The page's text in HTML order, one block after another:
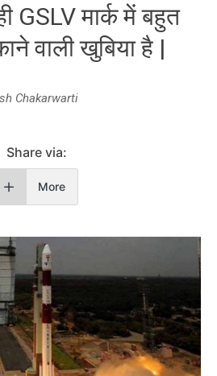
GSLV मार्क में बहुत
वाली खुबिया है |
Chakarwarti
Share via:
More